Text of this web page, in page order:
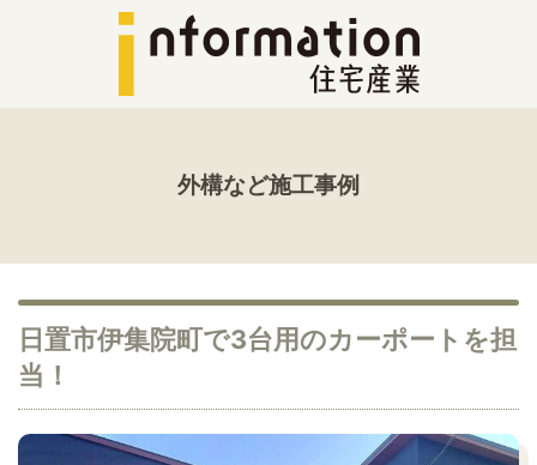
外構など施工事例
日置市伊集院町で3台用のカーポートを担
当！